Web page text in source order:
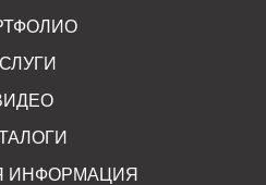
ИНФОРМАЦИЯ